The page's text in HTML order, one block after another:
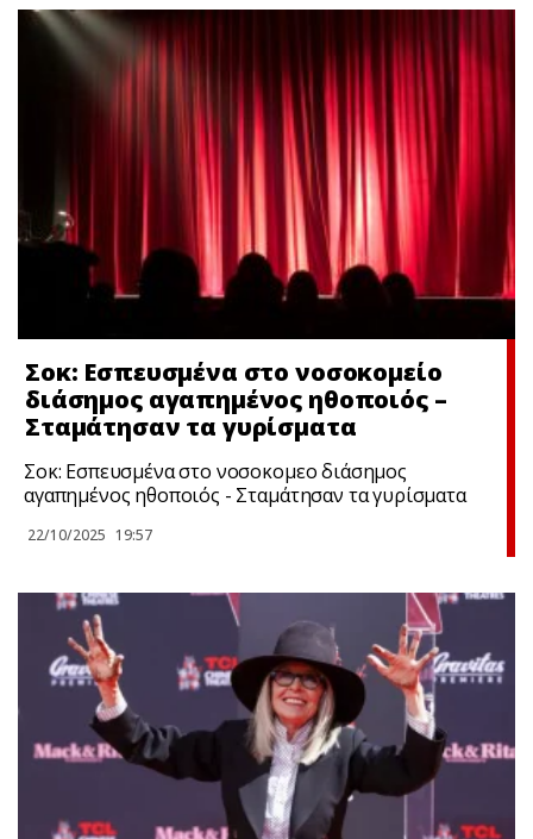
Σoκ: Εσπευσμένα στο νοσοκομείο
διάσημος αγαπημένος ηθοποιός –
Σταμάτησαν τα γυρίσματα
Σoκ: Εσπευσμένα στο νοσοκομεο διάσημος
αγαπημένος ηθοποιός - Σταμάτησαν τα γυρίσματα
22/10/2025 19:57